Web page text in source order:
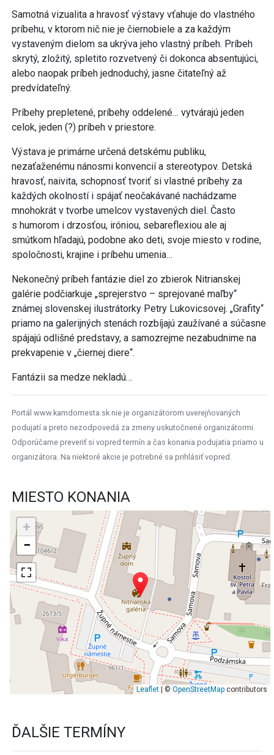
Samotná vizualita a hravosť výstavy vťahuje do vlastného
príbehu, v ktorom nič nie je čiernobiele a za každým
vystaveným dielom sa ukrýva jeho vlastný príbeh. Príbeh
skrytý, zložitý, spletito rozvetvený či dokonca absentujúci,
alebo naopak príbeh jednoduchý, jasne čitateľný až
predvídateľný.
Príbehy prepletené, príbehy oddelené… vytvárajú jeden
celok, jeden (?) príbeh v priestore.
Výstava je primárne určená detskému publiku,
nezaťaženému nánosmi konvencií a stereotypov. Detská
hravosť, naivita, schopnosť tvoriť si vlastné príbehy za
každých okolností i spájať neočakávané nachádzame
mnohokrát v tvorbe umelcov vystavených diel. Často
s humorom i drzosťou, iróniou, sebareflexiou ale aj
smútkom hľadajú, podobne ako deti, svoje miesto v rodine,
spoločnosti, krajine i príbehu umenia…
Nekonečný príbeh fantázie diel zo zbierok Nitrianskej
galérie podčiarkuje „sprejerstvo – sprejované maľby“
známej slovenskej ilustrátorky Petry Lukovicsovej. „Grafity“
priamo na galerijných stenách rozbíjajú zaužívané a súčasne
spájajú odlišné predstavy, a samozrejme nezabudnime na
prekvapenie v „čiernej diere“.
Fantázii sa medze nekladú…
Portál www.kamdomesta.sk nie je organizátorom uverejňovaných
podujatí a preto nezodpovedá za zmeny uskutočnené organizátormi.
Odporúčame preveriť si vopred termín a čas konania podujatia priamo u
organizátora. Na niektoré akcie je potrebné sa prihlásiť vopred.
MIESTO KONANIA
+
−
Leaflet| © OpenStreetMapcontributors
ĎALŠIE TERMÍNY